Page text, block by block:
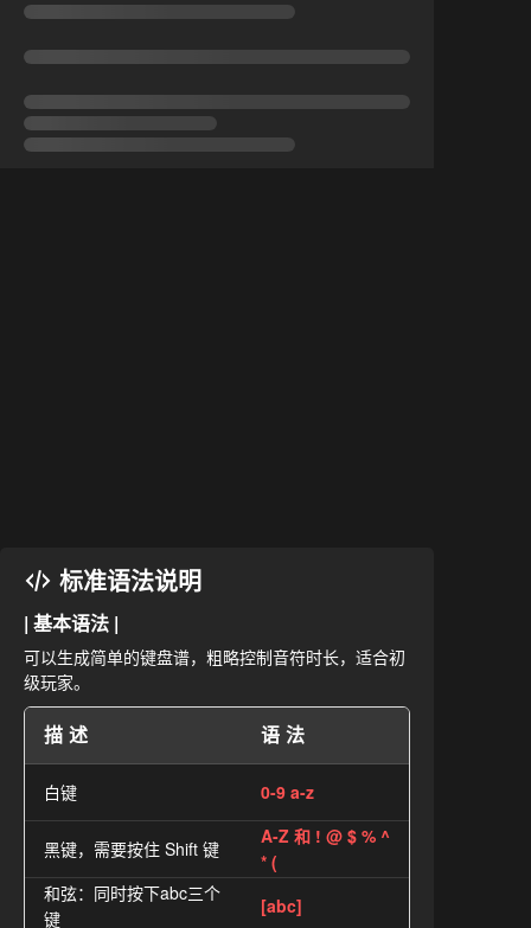
标准语法说明
| 基本语法 |
可以生成简单的键盘谱，粗略控制音符时长，适合初
级玩家。
描述 语法
白键 0-9 a-z
黑键，需要按住 Shift 键
A-Z 和 ! @ $ % ^
* (
和弦：同时按下abc三个
键
[abc]